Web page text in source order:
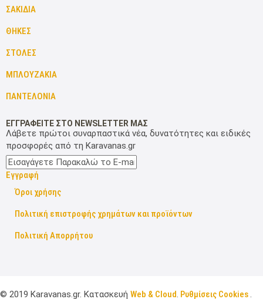
ΣΑΚΙΔΙΑ
ΘΗΚΕΣ
ΣΤΟΛΕΣ
ΜΠΛΟΥΖΑΚΙΑ
ΠΑΝΤΕΛΟΝΙΑ
ΕΓΓΡΑΦΕΙΤΕ ΣΤΟ NEWSLETTER ΜΑΣ
Λάβετε πρώτοι συναρπαστικά νέα, δυνατότητες και ειδικές
προσφορές από τη Karavanas.gr
Εγγραφή
Όροι χρήσης
Πολιτική επιστροφής χρημάτων και προϊόντων
Πολιτική Απορρήτου
© 2019 Karavanas.gr. Κατασκευή Web & Cloud Ρυθμίσεις Cookies